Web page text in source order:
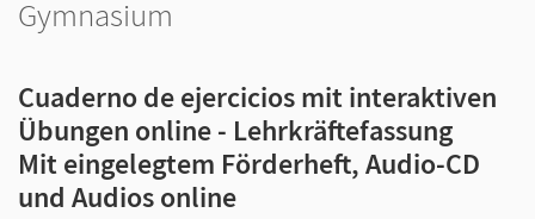
Gymnasium
Cuaderno de ejercicios mit interaktiven
Übungen online - Lehrkräftefassung
Mit eingelegtem Förderheft, Audio-CD
und Audios online